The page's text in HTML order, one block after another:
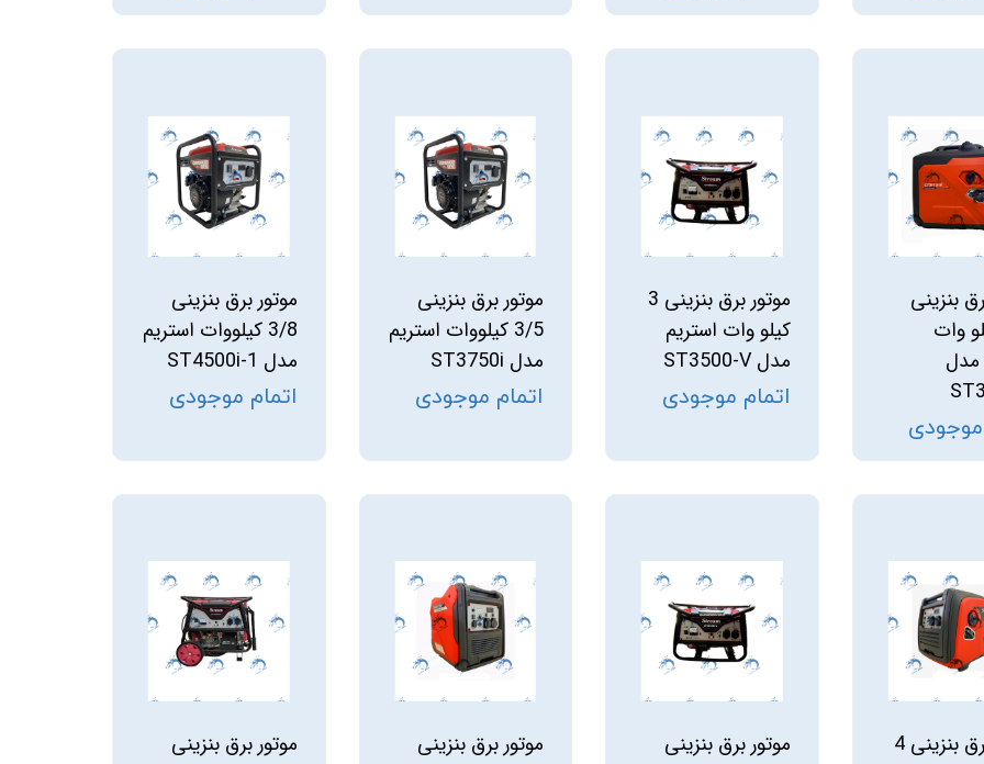
مبدل
سایدچنل
بنزینی
وات
مدل
موجودی
موتور برق بنزینی 3
کیلو وات استریم
مدل ST3500-V
اتمام موجودی
موتور برق بنزینی
3/5 کیلووات استریم
مدل ST3750i
اتمام موجودی
موتور برق بنزینی
3/8 کیلووات استریم
مدل ST4500i-1
اتمام موجودی
موتور برق بنزینی 4
موتور برق بنزینی
موتور برق بنزینی
موتور برق بنزینی